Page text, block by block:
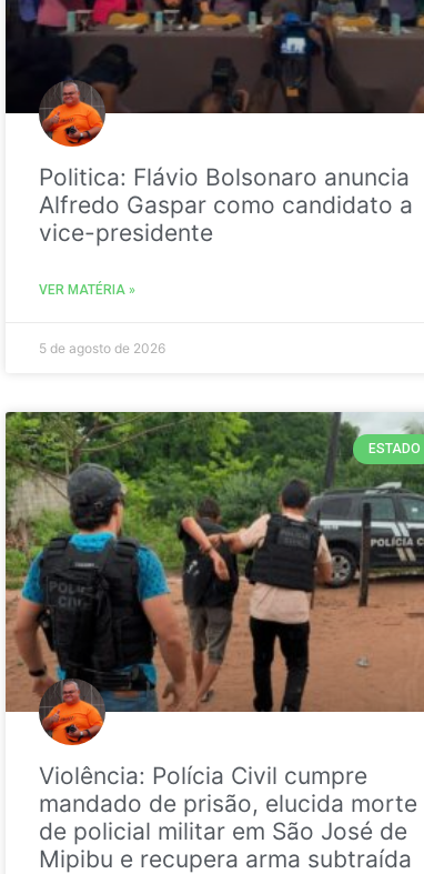
Politica: Flávio Bolsonaro anuncia
Alfredo Gaspar como candidato a
vice-presidente
VER MATÉRIA »
5 de agosto de 2026
ESTADO
Violência: Polícia Civil cumpre
mandado de prisão, elucida morte
de policial militar em São José de
Mipibu e recupera arma subtraída